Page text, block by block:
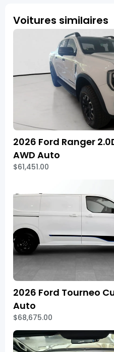
Voitures similaires
2026 Ford Ranger
AWD Auto
$61,451.00
2026 Ford Tourneo
Auto
$68,675.00